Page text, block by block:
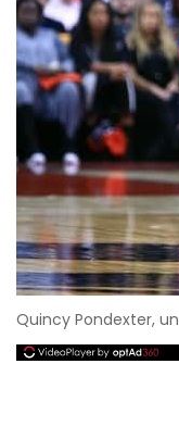
Quincy Pondexter,